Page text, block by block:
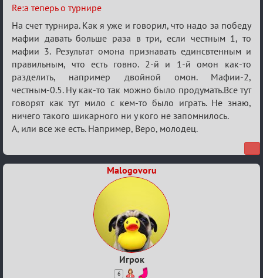
Re:
а
теперь
о
турнире
Re:а теперь о турнире
На счет турнира. Как я уже и говорил, что надо за победу
мафии давать больше раза в три, если честным 1, то
мафии 3. Результат омона признавать единсвтенным и
правильным, что есть говно. 2-й и 1-й омон как-то
разделить, например двойной омон. Мафии-2,
честным-0.5. Ну как-то так можно было продумать.Все тут
говорят как тут мило с кем-то было играть. Не знаю,
ничего такого шикарного ни у кого не запомнилось.
А, или все же есть. Например, Веро, молодец.
Malogovoru
Игрок
6